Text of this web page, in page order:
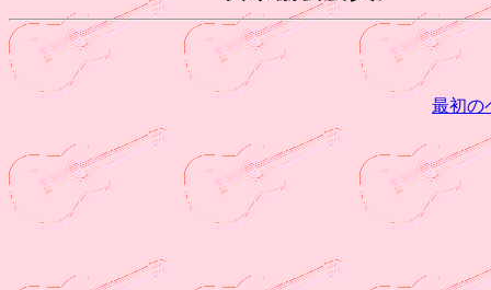
最初の